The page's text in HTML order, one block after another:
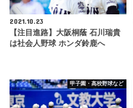
2021.10.23
【注目進路】大阪桐蔭 石川瑞貴
は社会人野球 ホンダ鈴鹿へ
甲子園・高校野球など